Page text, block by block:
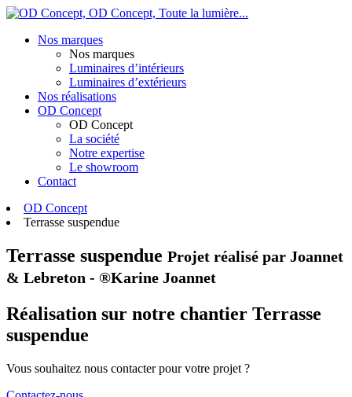
OD Concept, Toute la lumière...
Nos marques
Nos marques
Luminaires d’intérieurs
Luminaires d’extérieurs
Nos réalisations
OD Concept
OD Concept
La société
Notre expertise
Le showroom
Contact
OD Concept
Terrasse suspendue
Terrasse suspendue Projet réalisé par Joannet
& Lebreton - ®Karine Joannet
Réalisation sur notre chantier Terrasse
suspendue
Vous souhaitez nous contacter pour votre projet ?